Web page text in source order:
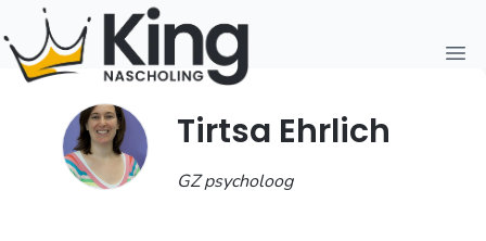
Tirtsa Ehrlich
GZ psycholoog